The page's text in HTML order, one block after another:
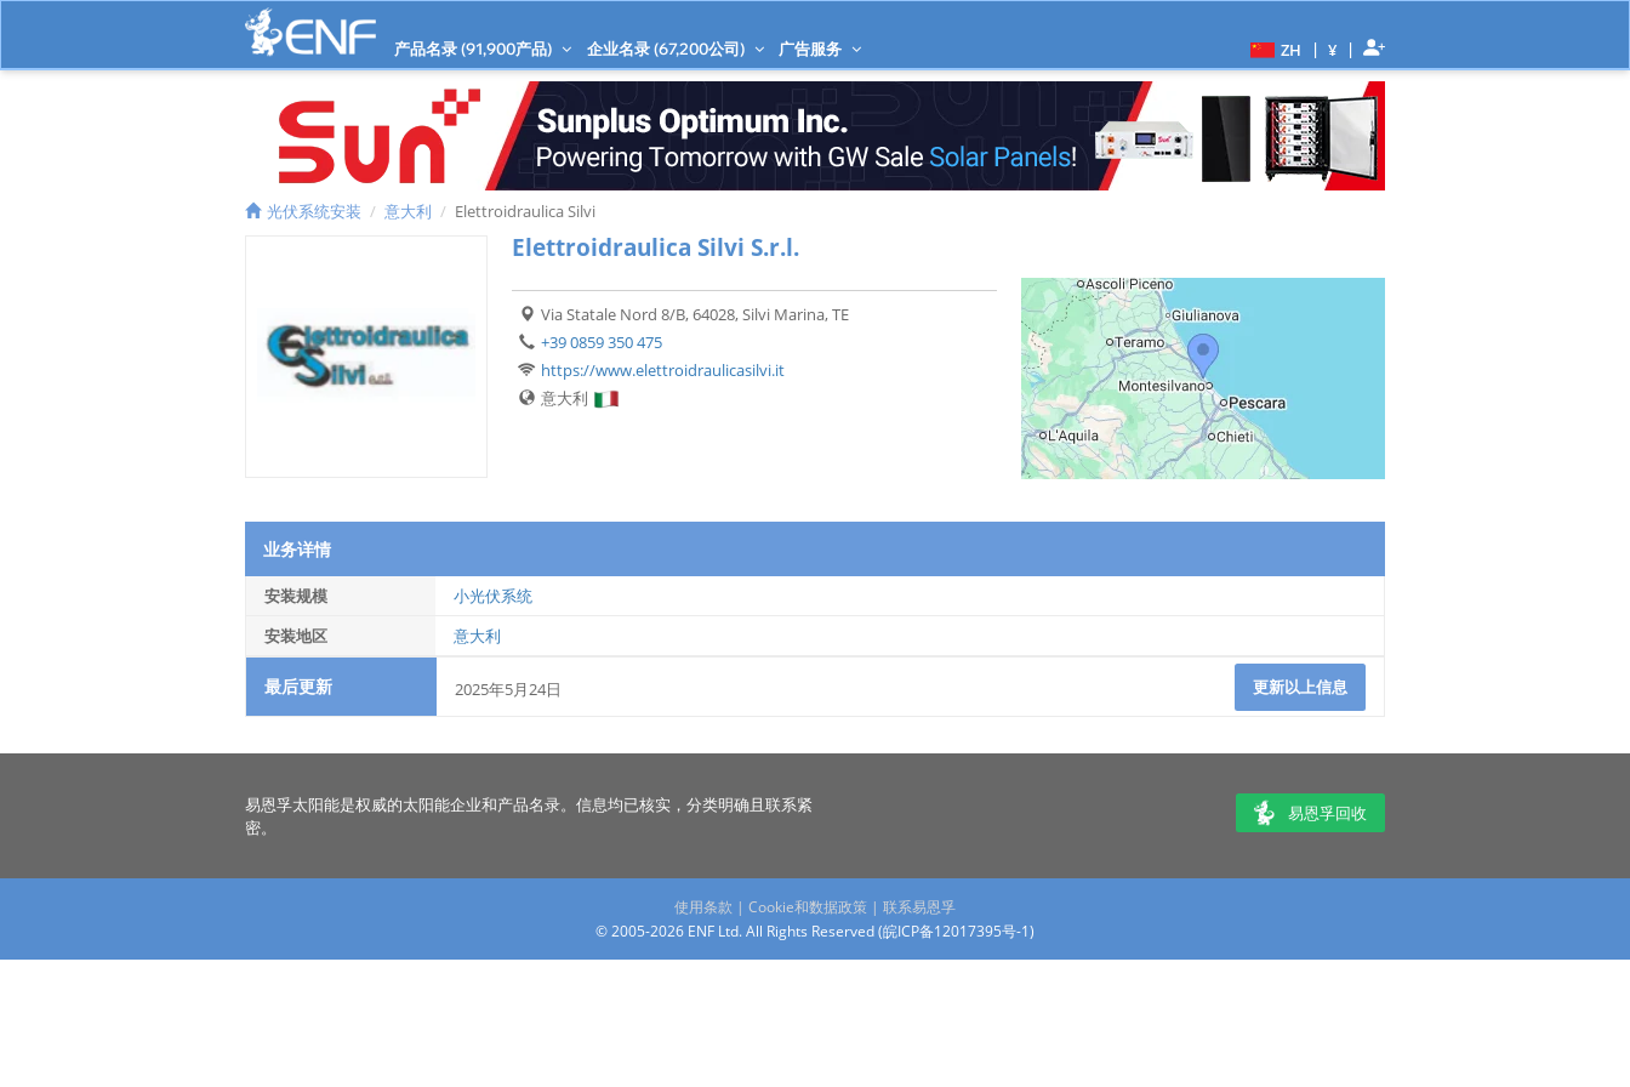
产品名录 (91,900产品) 企业名录 (67,200公司) 广告服务 ZH | ¥ |
光伏系统安装 意大利 Elettroidraulica Silvi
Elettroidraulica Silvi S.r.l.
Via Statale Nord 8/B, 64028, Silvi Marina, TE
+39 0859 350 475
https://www.elettroidraulicasilvi.it
意大利
业务详情
安装规模
小光伏系统
安装地区
意大利
最后更新 2025年5月24日 更新以上信息
易恩孚太阳能是权威的太阳能企业和产品名录。信息均已核实，分类明确且联系紧
密。
易恩孚回收
使用条款 | Cookie和数据政策 | 联系易恩孚
© 2005-2026 ENF Ltd. All Rights Reserved (皖ICP备12017395号-1)